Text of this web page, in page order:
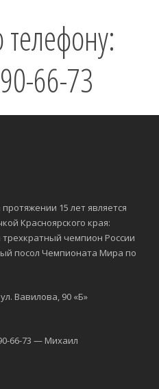
66-73
15 лет является
Красноярского края:
чемпион России
посол Чемпионата Мира по
Вавилова, 90 «Б»
66-73 — Михаил